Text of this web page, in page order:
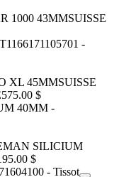
1000 43MMSUISSE
XL 45MMSUISSE
575.00 $
SILICIUM
$